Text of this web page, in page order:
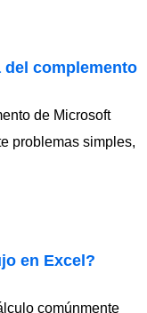
del complemento
de Microsoft
problemas simples,
en Excel?
comúnmente